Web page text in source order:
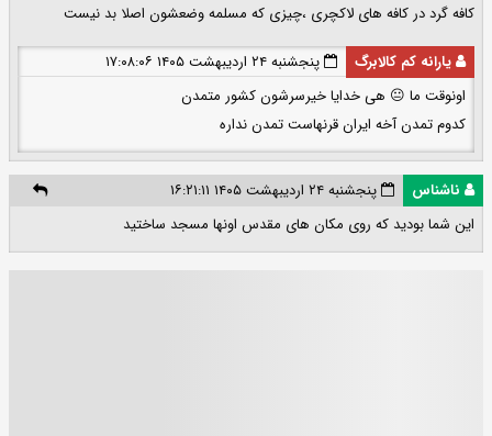
کافه گرد در کافه های لاکچری ،چیزی که مسلمه وضعشون اصلا بد نیست
یارانه کم کالابرگ
پنجشنبه ۲۴ اردیبهشت ۱۴۰۵ ۱۷:۰۸:۰۶
اونوقت ما 😐 هی خدایا خیرسرشون کشور متمدن
کدوم تمدن آخه ایران قرنهاست تمدن نداره
ناشناس
پنجشنبه ۲۴ اردیبهشت ۱۴۰۵ ۱۶:۲۱:۱۱
این شما بودید که روی مکان های مقدس اونها مسجد ساختید